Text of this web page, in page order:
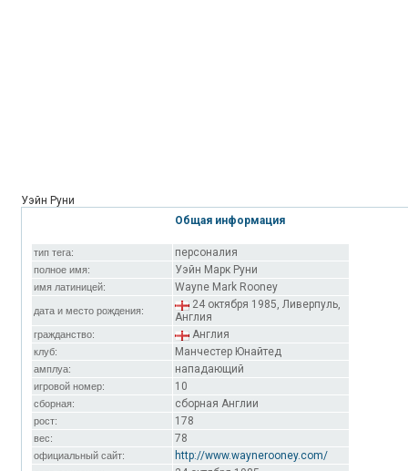
Уэйн Руни
Общая информация
тип тега: персоналия
полное имя: Уэйн Марк Руни
имя латиницей: Wayne Mark Rooney
дата и место рождения:
24 октября 1985, Ливерпуль,
Англия
гражданство: Англия
клуб: Манчестер Юнайтед
амплуа: нападающий
игровой номер: 10
сборная: сборная Англии
рост: 178
вес: 78
официальный сайт: http://www.waynerooney.com/